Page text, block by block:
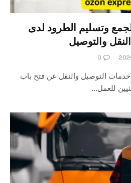
وتسليم الطرود لدى
والتوصيل
0
التوصيل والنقل عن فتح باب
للعمل…